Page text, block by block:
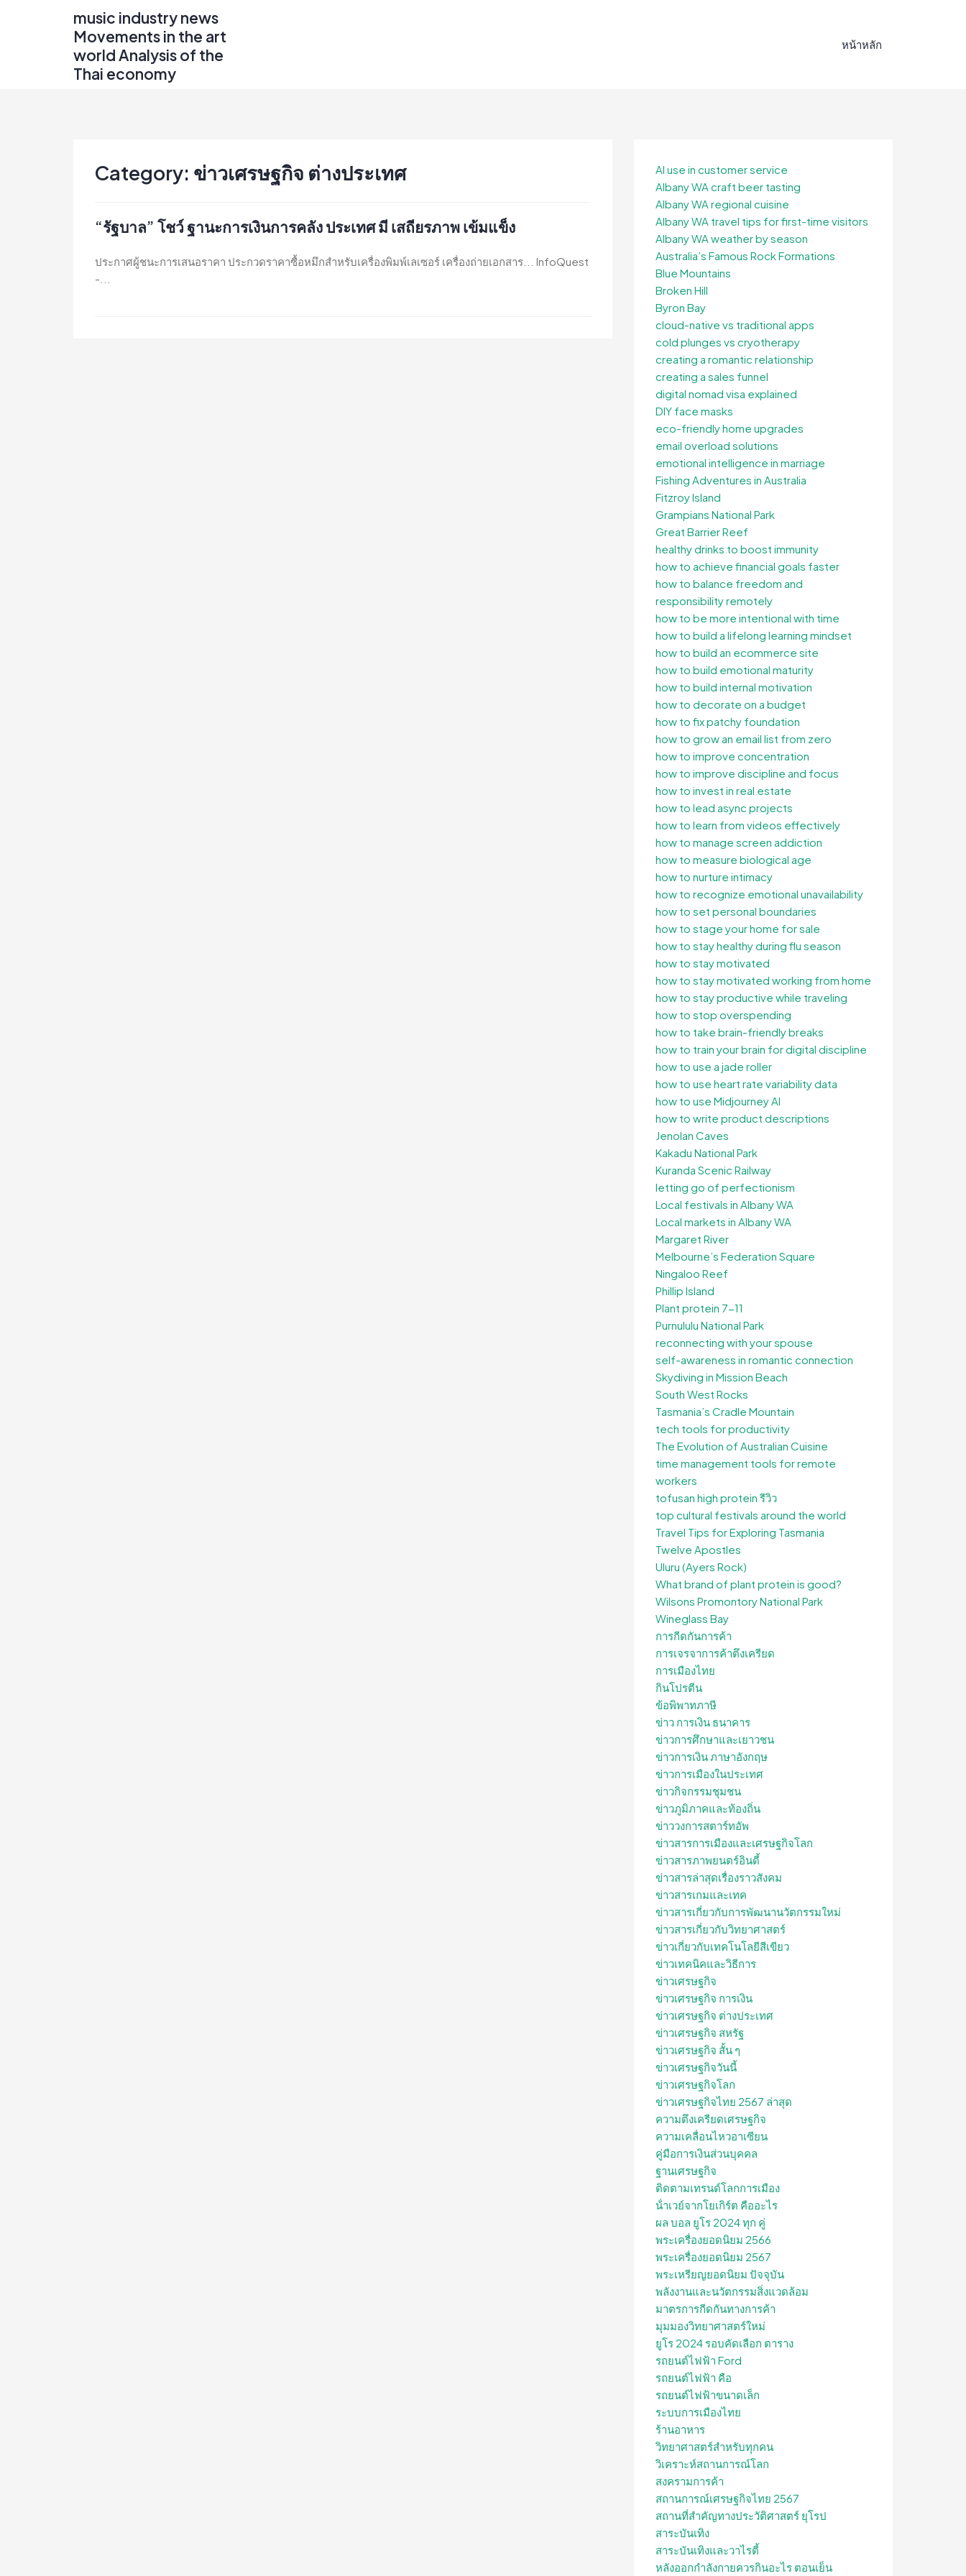
music industry news
Movements in the art
world Analysis of the
Thai economy
หน้าหลัก
Category: ข่าวเศรษฐกิจ ต่างประเทศ
“รัฐบาล” โชว์ ฐานะการเงินการคลัง ประเทศ มี เสถียรภาพ เข้มแข็ง
ประกาศผู้ชนะการเสนอราคา ประกวดราคาซื้อหมึกสำหรับเครื่องพิมพ์เลเซอร์ เครื่องถ่ายเอกสาร... InfoQuest
-...
AI use in customer service
Albany WA craft beer tasting
Albany WA regional cuisine
Albany WA travel tips for first-time visitors
Albany WA weather by season
Australia’s Famous Rock Formations
Blue Mountains
Broken Hill
Byron Bay
cloud-native vs traditional apps
cold plunges vs cryotherapy
creating a romantic relationship
creating a sales funnel
digital nomad visa explained
DIY face masks
eco-friendly home upgrades
email overload solutions
emotional intelligence in marriage
Fishing Adventures in Australia
Fitzroy Island
Grampians National Park
Great Barrier Reef
healthy drinks to boost immunity
how to achieve financial goals faster
how to balance freedom and
responsibility remotely
how to be more intentional with time
how to build a lifelong learning mindset
how to build an ecommerce site
how to build emotional maturity
how to build internal motivation
how to decorate on a budget
how to fix patchy foundation
how to grow an email list from zero
how to improve concentration
how to improve discipline and focus
how to invest in real estate
how to lead async projects
how to learn from videos effectively
how to manage screen addiction
how to measure biological age
how to nurture intimacy
how to recognize emotional unavailability
how to set personal boundaries
how to stage your home for sale
how to stay healthy during flu season
how to stay motivated
how to stay motivated working from home
how to stay productive while traveling
how to stop overspending
how to take brain-friendly breaks
how to train your brain for digital discipline
how to use a jade roller
how to use heart rate variability data
how to use Midjourney AI
how to write product descriptions
Jenolan Caves
Kakadu National Park
Kuranda Scenic Railway
letting go of perfectionism
Local festivals in Albany WA
Local markets in Albany WA
Margaret River
Melbourne’s Federation Square
Ningaloo Reef
Phillip Island
Plant protein 7-11
Purnululu National Park
reconnecting with your spouse
self-awareness in romantic connection
Skydiving in Mission Beach
South West Rocks
Tasmania’s Cradle Mountain
tech tools for productivity
The Evolution of Australian Cuisine
time management tools for remote
workers
tofusan high protein รีวิว
top cultural festivals around the world
Travel Tips for Exploring Tasmania
Twelve Apostles
Uluru (Ayers Rock)
What brand of plant protein is good?
Wilsons Promontory National Park
Wineglass Bay
การกีดกันการค้า
การเจรจาการค้าตึงเครียด
การเมืองไทย
กินโปรตีน
ข้อพิพาทภาษี
ข่าว การเงิน ธนาคาร
ข่าวการศึกษาและเยาวชน
ข่าวการเงิน ภาษาอังกฤษ
ข่าวการเมืองในประเทศ
ข่าวกิจกรรมชุมชน
ข่าวภูมิภาคและท้องถิ่น
ข่าววงการสตาร์ทอัพ
ข่าวสารการเมืองและเศรษฐกิจโลก
ข่าวสารภาพยนตร์อินดี้
ข่าวสารล่าสุดเรื่องราวสังคม
ข่าวสารเกมและเทค
ข่าวสารเกี่ยวกับการพัฒนานวัตกรรมใหม่
ข่าวสารเกี่ยวกับวิทยาศาสตร์
ข่าวเกี่ยวกับเทคโนโลยีสีเขียว
ข่าวเทคนิคและวิธีการ
ข่าวเศรษฐกิจ
ข่าวเศรษฐกิจ การเงิน
ข่าวเศรษฐกิจ ต่างประเทศ
ข่าวเศรษฐกิจ สหรัฐ
ข่าวเศรษฐกิจ สั้น ๆ
ข่าวเศรษฐกิจวันนี้
ข่าวเศรษฐกิจโลก
ข่าวเศรษฐกิจไทย 2567 ล่าสุด
ความตึงเครียดเศรษฐกิจ
ความเคลื่อนไหวอาเซียน
คู่มือการเงินส่วนบุคคล
ฐานเศรษฐกิจ
ติดตามเทรนด์โลกการเมือง
น้ําเวย์จากโยเกิร์ต คืออะไร
ผล บอล ยูโร 2024 ทุก คู่
พระเครื่องยอดนิยม 2566
พระเครื่องยอดนิยม 2567
พระเหรียญยอดนิยม ปัจจุบัน
พลังงานและนวัตกรรมสิ่งแวดล้อม
มาตรการกีดกันทางการค้า
มุมมองวิทยาศาสตร์ใหม่
ยูโร 2024 รอบคัดเลือก ตาราง
รถยนต์ไฟฟ้า Ford
รถยนต์ไฟฟ้า คือ
รถยนต์ไฟฟ้าขนาดเล็ก
ระบบการเมืองไทย
ร้านอาหาร
วิทยาศาสตร์สำหรับทุกคน
วิเคราะห์สถานการณ์โลก
สงครามการค้า
สถานการณ์เศรษฐกิจไทย 2567
สถานที่สําคัญทางประวัติศาสตร์ ยุโรป
สาระบันเทิง
สาระบันเทิงและวาไรตี้
หลังออกกําลังกายควรกินอะไร ตอนเย็น